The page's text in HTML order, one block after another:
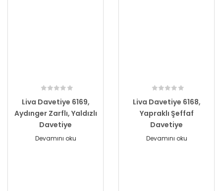
Liva Davetiye 6169,
Aydınger Zarflı, Yaldızlı
Davetiye
Devamını oku
Liva Davetiye 6168,
Yapraklı Şeffaf
Davetiye
Devamını oku